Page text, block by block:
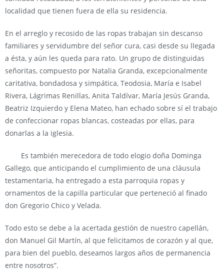
localidad que tienen fuera de ella su residencia.
En el arreglo y recosido de las ropas trabajan sin descanso
familiares y servidumbre del señor cura, casi desde su llegada
a ésta, y aún les queda para rato. Un grupo de distinguidas
señoritas, compuesto por Natalia Granda, excepcionalmente
caritativa, bondadosa y simpática, Teodosia, María e Isabel
Rivera, Lágrimas Renillas, Anita Taldívar, María Jesús Granda,
Beatriz Izquierdo y Elena Mateo, han echado sobre sí el trabajo
de confeccionar ropas blancas, costeadas por ellas, para
donarlas a la iglesia.
Es también merecedora de todo elogio doña Dominga
Gallego, que anticipando el cumplimiento de una cláusula
testamentaria, ha entregado a esta parroquia ropas y
ornamentos de la capilla particular que perteneció al finado
don Gregorio Chico y Velada.
Todo esto se debe a la acertada gestión de nuestro capellán,
don Manuel Gil Martín, al que felicitamos de corazón y al que,
para bien del pueblo, deseamos largos años de permanencia
entre nosotros”.